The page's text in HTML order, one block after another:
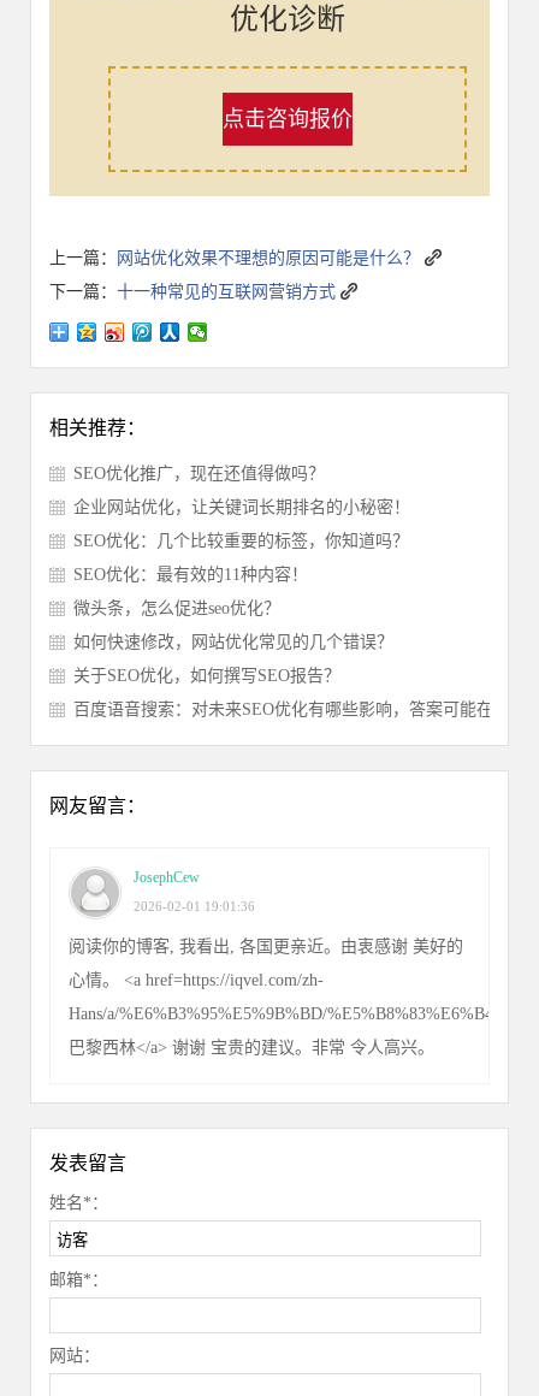
优化诊断
点击咨询报价
上一篇：
网站优化效果不理想的原因可能是什么？
下一篇： 十一种常见的互联网营销方式
相关推荐：
SEO优化推广，现在还值得做吗？
企业网站优化，让关键词长期排名的小秘密！
SEO优化：几个比较重要的标签，你知道吗？
SEO优化：最有效的11种内容！
微头条，怎么促进seo优化？
如何快速修改，网站优化常见的几个错误？
关于SEO优化，如何撰写SEO报告？
网友留言：
JosephCew
2026-02-01 19:01:36
阅读你的博客, 我看出, 各国更亲近。由衷感谢 美好的
心情。 <a href=https://iqvel.com/zh-
Hans/a/%E6%B3%95%E5%9B%BD/
巴黎西林</a> 谢谢 宝贵的建议。非常 令人高兴。
发表留言
姓名*：
邮箱*：
网站：